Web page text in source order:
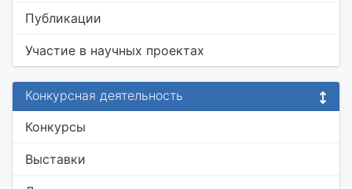
Публикации
Участие в научных проектах
Конкурсная деятельность
Конкурсы
Выставки